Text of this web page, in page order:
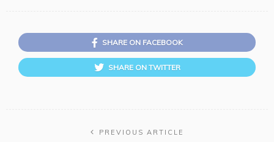
SHARE ON FACEBOOK
SHARE ON TWITTER
PREVIOUS ARTICLE